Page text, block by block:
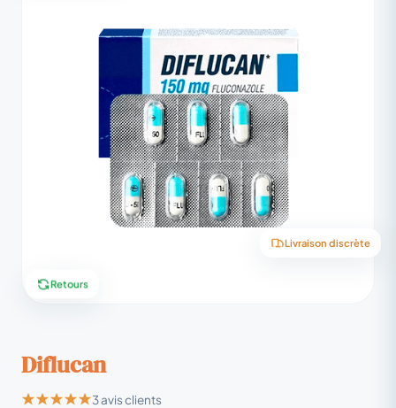
Livraison discrète
Retours
Diflucan
3 avis clients